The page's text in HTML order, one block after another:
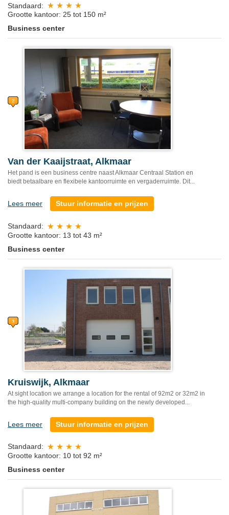
Standaard:
Grootte kantoor: 25 tot 150 m²
Business center
Van der Kaaijstraat, Alkmaar
Het pand is een business centre naast Alkmaar Centraal Station en
biedt betaalbare en flexibele kantoorruimte en vergaderruimte. Dit...
Lees meer Stuur informatie en prijzen
Standaard:
Grootte kantoor: 13 tot 43 m²
Business center
Kruiswijk, Alkmaar
At sight location we arrange a location for the rental of 92m2 or 32m2 in
the high-quality multi-company building on the newly developed...
Lees meer Stuur informatie en prijzen
Standaard:
Grootte kantoor: 10 tot 92 m²
Business center